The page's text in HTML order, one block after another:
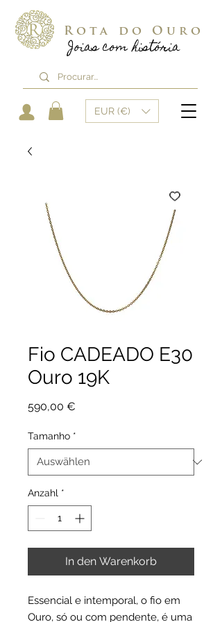
Joias com história
Rota do Ouro
EUR (€)
Fio CADEADO E30
Ouro 19K
590,00 €
Tamanho *
Anzahl *
In den Warenkorb
Essencial e intemporal, o fio em
Ouro, só ou com pendente, é uma